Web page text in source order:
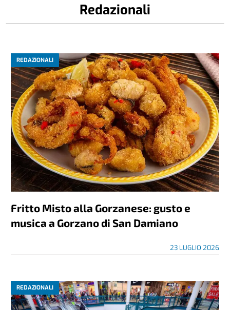
Redazionali
REDAZIONALI
Fritto Misto alla Gorzanese: gusto e
musica a Gorzano di San Damiano
23 LUGLIO 2026
REDAZIONALI